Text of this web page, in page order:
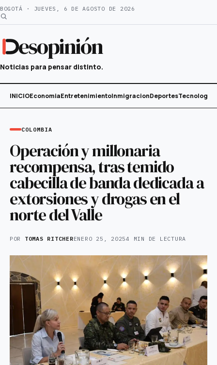
Saltar
al
BOGOTÁ · JUEVES, 6 DE AGOSTO DE 2026
esopinión
Noticias para pensar distinto.
INICIOEconomiaEntretenimientoInmigracionDeportesTecnología
COLOMBIA
Operación y millonaria
recompensa, tras temido
cabecilla de banda dedicada a
extorsiones y drogas en el
norte del Valle
POR TOMAS RITCHERENERO 25, 20254 MIN DE LECTURA